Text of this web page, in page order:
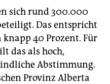
sich rund 300.000
Das entspricht
40 Prozent. Für
das als hoch,
Abstimmung.
Provinz Alberta